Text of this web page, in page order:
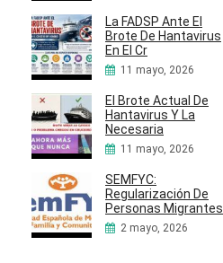
La FADSP Ante El
Brote De Hantavirus
En El Cr
11 mayo, 2026
El Brote Actual De
Hantavirus Y La
Necesaria
11 mayo, 2026
SEMFYC:
Regularización De
Personas Migrantes
2 mayo, 2026